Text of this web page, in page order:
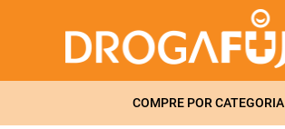
COMPRE POR CATEGORIA